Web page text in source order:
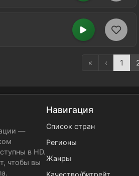
« ‹ 1
—
в HD.
чтобы вы
Навигация
Список стран
Регионы
Жанры
Качество/битрейт